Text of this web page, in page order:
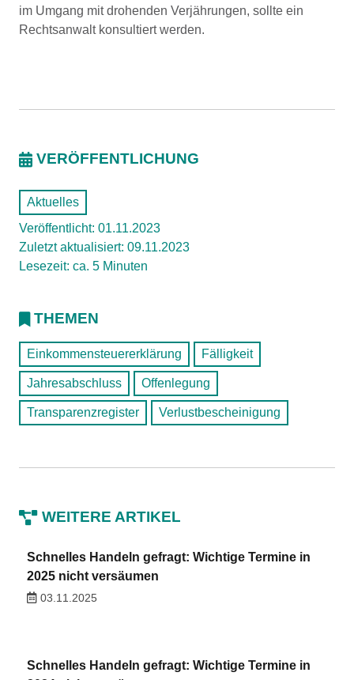
im Umgang mit drohenden Verjährungen, sollte ein
Rechtsanwalt konsultiert werden.
VERÖFFENTLICHUNG
Aktuelles
Veröffentlicht: 01.11.2023
Zuletzt aktualisiert: 09.11.2023
Lesezeit: ca. 5 Minuten
THEMEN
Einkommensteuererklärung Fälligkeit
Jahresabschluss Offenlegung
Transparenzregister Verlustbescheinigung
WEITERE ARTIKEL
Schnelles Handeln gefragt: Wichtige Termine in
2025 nicht versäumen
03.11.2025
Schnelles Handeln gefragt: Wichtige Termine in